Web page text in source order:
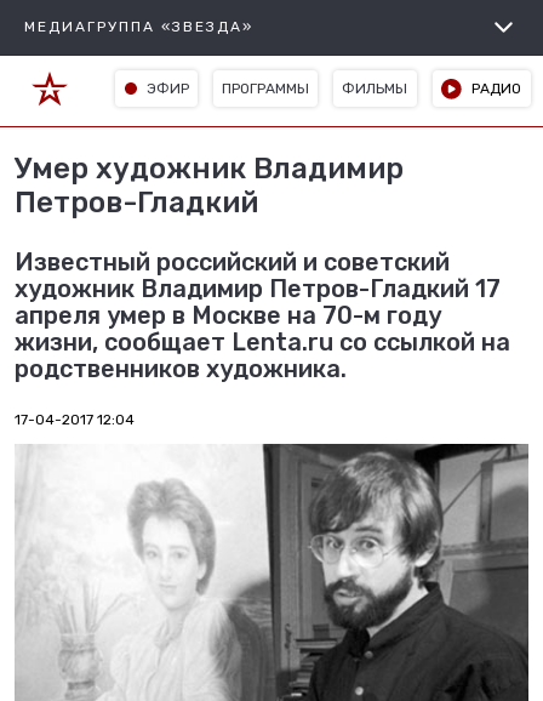
МЕДИАГРУППА «ЗВЕЗДА»
ЭФИР ПРОГРАММЫ ФИЛЬМЫ РАДИО
Умер художник Владимир
Петров-Гладкий
Известный российский и советский
художник Владимир Петров-Гладкий 17
апреля умер в Москве на 70-м году
жизни, сообщает Lenta.ru со ссылкой на
родственников художника.
17-04-2017 12:04